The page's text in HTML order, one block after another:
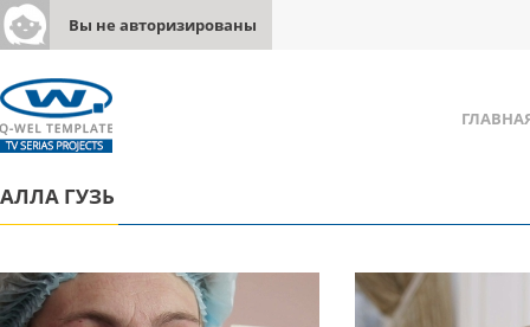
Вы не авторизированы
АЛЛА ГУЗЬ